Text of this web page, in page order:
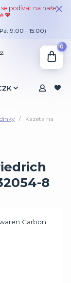
podívat na naše
💖
9:00 - 15:00)
0
Kazeta na
8